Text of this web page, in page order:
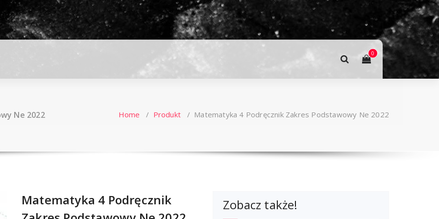
0
Ne 2022 Home / Produkt/ Matematyka 4 Podręcznik Zakres Podstawowy Ne 2022
Matematyka 4 Podręcznik
Zobacz także!